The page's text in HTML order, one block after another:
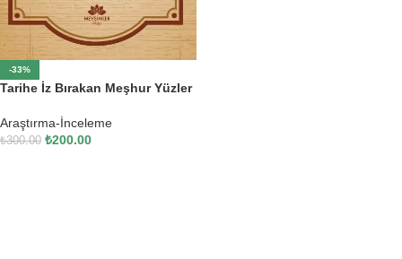
-33%
Tarihe İz Bırakan Meşhur Yüzler
Araştırma-İnceleme
₺300.00 ₺200.00